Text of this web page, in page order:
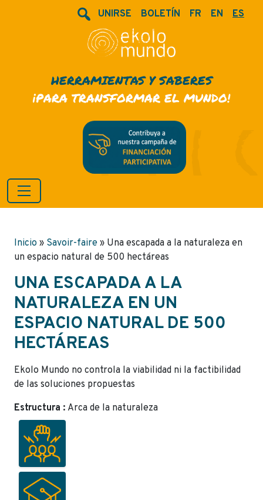
UNIRSE BOLETÍN FR EN ES
HERRAMIENTAS Y SABERES
¡PARA TRANSFORMAR EL MUNDO!
Inicio » Savoir-faire » Una escapada a la naturaleza en
un espacio natural de 500 hectáreas
UNA ESCAPADA A LA
NATURALEZA EN UN
ESPACIO NATURAL DE 500
HECTÁREAS
Ekolo Mundo no controla la viabilidad ni la factibilidad
de las soluciones propuestas
Estructura : Arca de la naturaleza